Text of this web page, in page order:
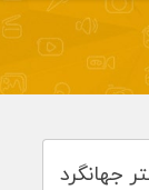
جهانگرد